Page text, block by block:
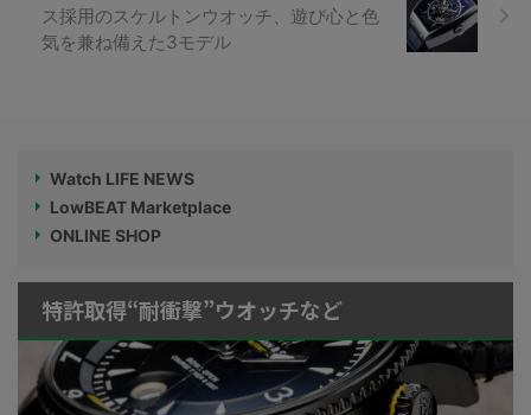
ス採用のスケルトンウオッチ、遊び心と色
気を兼ね備えた3モデル
Watch LIFE NEWS
LowBEAT Marketplace
ONLINE SHOP
特許取得“耐衝撃”ウオッチなど